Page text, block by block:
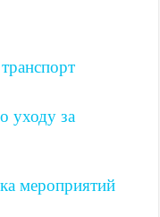
уходу за
мероприятий